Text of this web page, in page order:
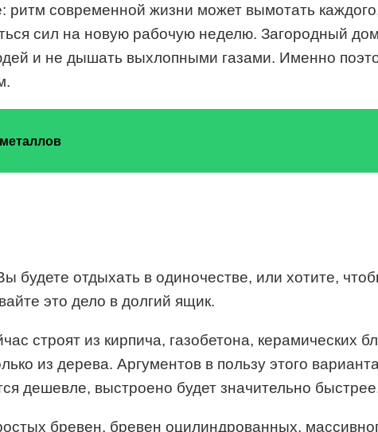
ритм современной жизни может вымотать
сил на новую рабочую неделю. Загородный
и не дышать выхлопными газами. Именно
будете отдыхать в одиночестве, или хотите,
это дело в долгий ящик.
строят из кирпича, газобетона, керамических
из дерева. Аргументов в пользу этого
дешевле, выстроено будет значительно
бревен, бревен оцилиндрованных,